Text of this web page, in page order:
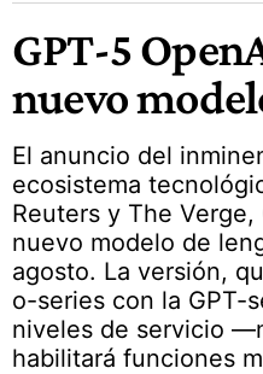
GPT-5
nuevo
El anuncio del
ecosistema
Reuters y The
nuevo modelo de
agosto. La versión,
o-series con la GPT-
niveles de servicio
habilitará funciones